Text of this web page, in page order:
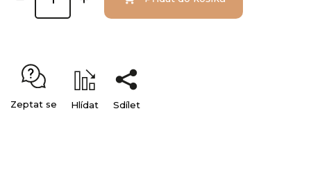
Zeptat se Hlídat Sdílet